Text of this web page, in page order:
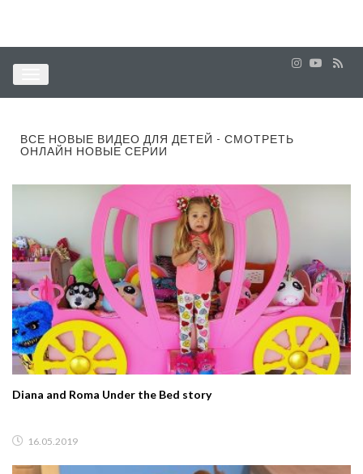
ВСЕ НОВЫЕ ВИДЕО ДЛЯ ДЕТЕЙ - СМОТРЕТЬ
ОНЛАЙН НОВЫЕ СЕРИИ
Diana and Roma Under the Bed story
16.05.2019